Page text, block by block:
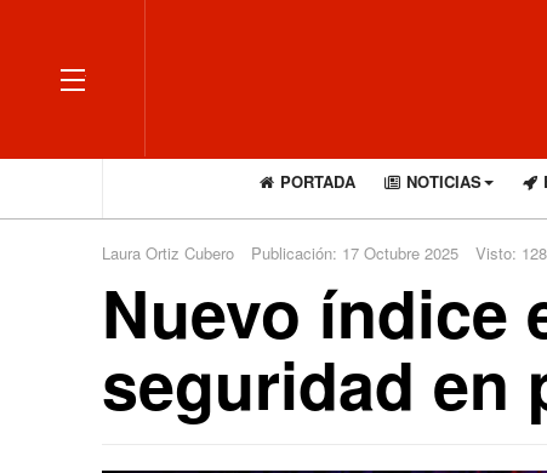
OFF CANVAS
PORTADA NOTICIAS
Laura Ortiz Cubero Publicación: 17 Octubre 2025 Visto:
Nuevo índice
seguridad en